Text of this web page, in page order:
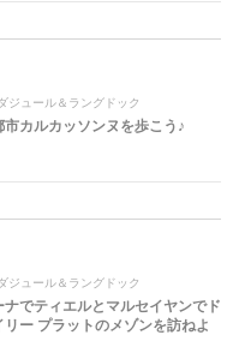
ジュール＆ラングドック
カルカッソンヌを歩こう♪
ジュール＆ラングドック
でティエルとマルセイヤンでド
ー プラットのメゾンを訪ねよ
ラオスのホテ
ポーランドの
雲南省